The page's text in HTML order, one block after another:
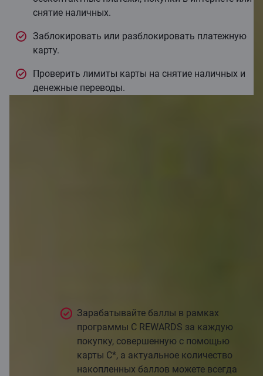
снятие наличных.
Заблокировать или разблокировать платежную
карту.
Проверить лимиты карты на снятие наличных и
денежные переводы.
Зарабатывайте баллы в рамках
программы C REWARDS за каждую
покупку, совершенную с помощью
карты C*, а актуальное количество
накопленных баллов можете всегда